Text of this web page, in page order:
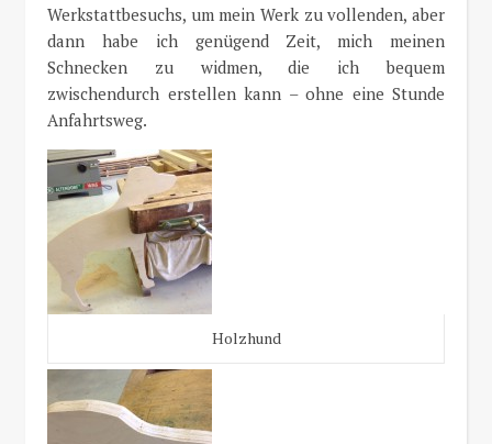
Werkstattbesuchs, um mein Werk zu vollenden, aber
dann habe ich genügend Zeit, mich meinen
Schnecken zu widmen, die ich bequem
zwischendurch erstellen kann – ohne eine Stunde
Anfahrtsweg.
Holzhund